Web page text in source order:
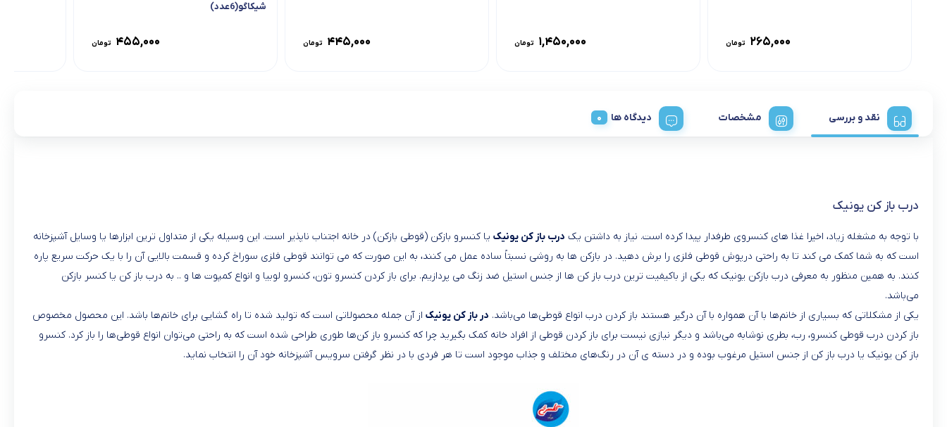
۲۶۵,۰۰۰ تومان ۱,۴۵۰,۰۰۰ تومان ۴۴۵,۰۰۰ تومان
شیکاگو(6عدد)
۴۵۵,۰۰۰ تومان
نقد و بررسی مشخصات دیدگاه ها
درب باز کن یونیک
با توجه به مشغله زیاد، اخیرا غذا های کنسروی طرفدار پیدا کرده است. نیاز به داشتن یک درب باز کن یونیک یا کنسرو بازکن (قوطی بازکن) در خانه اجتناب ناپذیر است. این وسیله یکی از متداول ترین ابزارها یا وسایل آشپزخانه
است که به شما کمک می کند تا به راحتی درپوش قوطی فلزی را برش دهید. در بازکن ها به روشی نسبتاً ساده عمل می کنند، به این صورت که می توانند قوطی فلزی سوراخ کرده و قسمت بالایی آن را با یک حرکت سریع پاره
کنند. به همین منظور به معرفی درب بازکن یونیک که یکی از باکیفیت ترین درب باز کن ها از جنس استیل ضد زنگ می پردازیم. برای باز کردن کنسرو تون، کنسرو لوبیا و انواع کمپوت ها و .. به درب باز کن یا کنسر بازکن
می‌باشد.
یکی از مشکلاتی که بسیاری از خانم‌ها با آن همواره با آن درگیر هستند باز کردن درب انواع‌ قوطی‌ها‌ می‌باشد. در باز کن یونیک از آن جمله محصولاتی است که تولید شده تا راه گشایی برای خانم‌ها باشد. این محصول مخصوص
باز کردن درب قوطی کنسرو، رب، بطری نوشابه می‌باشد و دیگر نیازی نیست برای باز کردن قوطی از افراد خانه کمک بگیرید چرا که کنسرو باز کن‌ها طوری طراحی شده است که به راحتی می‌توان انواع قوطی‌ها را باز کرد. کنسرو
باز کن یونیک یا درب باز کن از جنس استیل مرغوب بوده و در دسته ی آن در رنگ‌های مختلف و جذاب موجود است تا هر فردی با در نظر گرفتن سرویس آشپزخانه خود آن را انتخاب نماید.